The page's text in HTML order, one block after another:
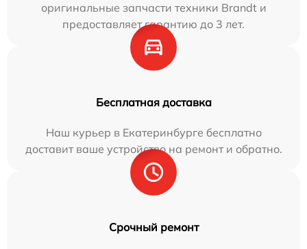
оригинальные запчасти техники Brandt и
предоставляет гарантию до 3 лет.
Бесплатная доставка
Наш курьер в Екатеринбурге бесплатно
доставит ваше устройство на ремонт и обратно.
Срочный ремонт